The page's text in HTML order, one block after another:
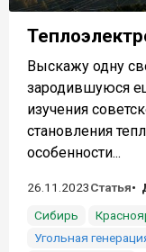
Выскажу одну
зародившуюся
изучения
становления
особенности...
26.11.2023Статья
Сибирь
Угольная